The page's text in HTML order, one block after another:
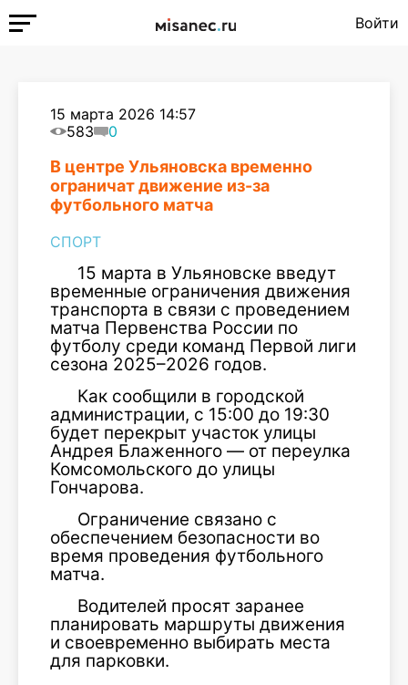
Войти
15 марта 2026 14:57
583
0
В центре Ульяновска временно
ограничат движение из-за
футбольного матча
СПОРТ
15 марта в Ульяновске введут
временные ограничения движения
транспорта в связи с проведением
матча Первенства России по
футболу среди команд Первой лиги
сезона 2025–2026 годов.
Как сообщили в городской
администрации, с 15:00 до 19:30
будет перекрыт участок улицы
Андрея Блаженного — от переулка
Комсомольского до улицы
Гончарова.
Ограничение связано с
обеспечением безопасности во
время проведения футбольного
матча.
Водителей просят заранее
планировать маршруты движения
и своевременно выбирать места
для парковки.